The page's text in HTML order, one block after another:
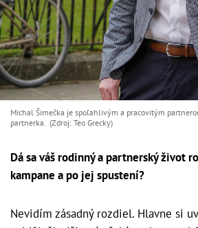
Michal Šimečka je spoľahlivým a pracovitým
partnerka. (Zdroj: Teo Grecky)
Dá sa váš rodinný a partnerský život
kampane a po jej spustení?
Nevidím zásadný rozdiel. Hlavne si